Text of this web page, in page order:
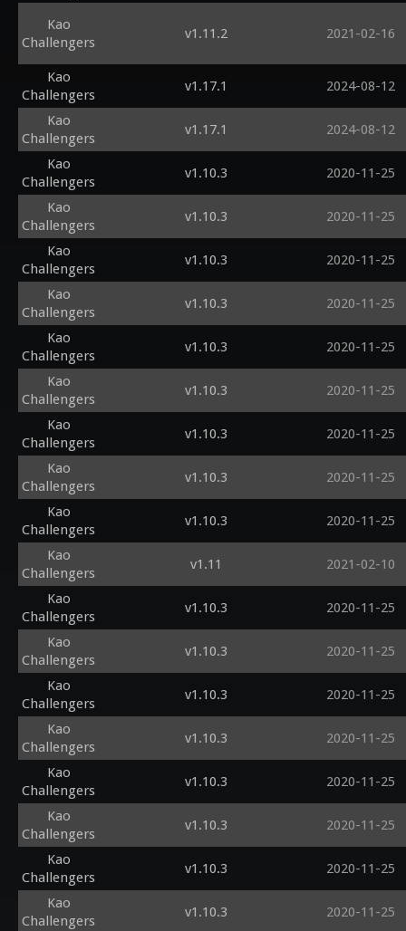
Kao
Challengers
v1.11.2 2021-02-16
Kao
Challengers
v1.17.1 2024-08-12
Kao
Challengers
v1.17.1 2024-08-12
Kao
Challengers
v1.10.3 2020-11-25
Kao
Challengers
v1.10.3 2020-11-25
Kao
Challengers
v1.10.3 2020-11-25
Kao
Challengers
v1.10.3 2020-11-25
Kao
Challengers
v1.10.3 2020-11-25
Kao
Challengers
v1.10.3 2020-11-25
Kao
Challengers
v1.10.3 2020-11-25
Kao
Challengers
v1.10.3 2020-11-25
Kao
Challengers
v1.10.3 2020-11-25
Kao
Challengers
v1.11 2021-02-10
Kao
Challengers
v1.10.3 2020-11-25
Kao
Challengers
v1.10.3 2020-11-25
Kao
Challengers
v1.10.3 2020-11-25
Kao
Challengers
v1.10.3 2020-11-25
Kao
Challengers
v1.10.3 2020-11-25
Kao
Challengers
v1.10.3 2020-11-25
Kao
Challengers
v1.10.3 2020-11-25
Kao
Challengers
v1.10.3 2020-11-25